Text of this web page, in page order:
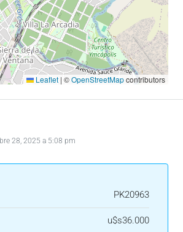
Leaflet | ©OpenStreetMapcontributors
28, 2025 a 5:08 pm
PK20963
u$s36.000